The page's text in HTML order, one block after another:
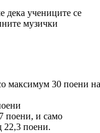
де­ка учениците се
музички
макси­мум 30 поени на
поени, и само
22,3 поени.